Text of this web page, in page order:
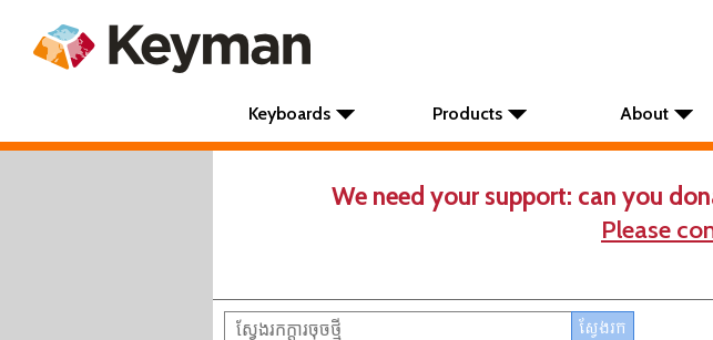
Keyboards Products About
We need your support: can you
Please